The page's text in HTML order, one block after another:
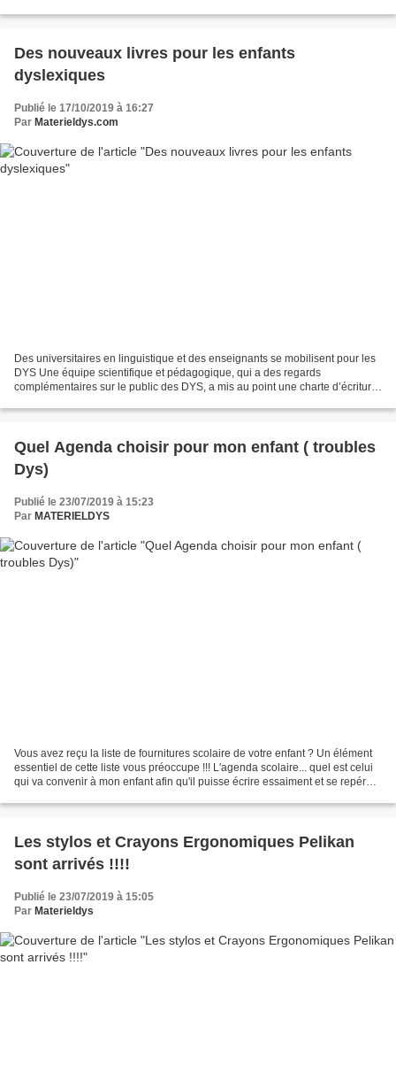
Des nouveaux livres pour les enfants
dyslexiques
Publié le 17/10/2019 à 16:27
Par Materieldys.com
Des universitaires en linguistique et des enseignants se mobilisent pour les
DYS Une équipe scientifique et pédagogique, qui a des regards
complémentaires sur le public des DYS, a mis au point une charte d’écriture
Quel Agenda choisir pour mon enfant ( troubles
Dys)
Publié le 23/07/2019 à 15:23
Par MATERIELDYS
Vous avez reçu la liste de fournitures scolaire de votre enfant ? Un élément
essentiel de cette liste vous préoccupe !!! L'agenda scolaire... quel est celui
qui va convenir à mon enfant afin qu'il puisse écrire essaiment et se repérer
Les stylos et Crayons Ergonomiques Pelikan
sont arrivés !!!!
Publié le 23/07/2019 à 15:05
Par Materieldys